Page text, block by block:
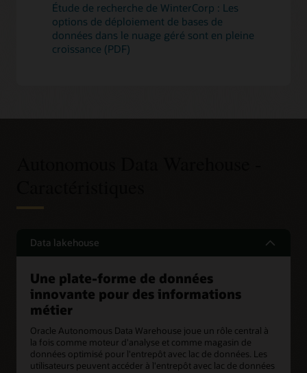
Étude de recherche de WinterCorp : Les
options de déploiement de bases de
données dans le nuage géré sont en pleine
croissance (PDF)
Data lakehouse
Une plate-forme de données
innovante pour des informations
métier
Oracle Autonomous Data Warehouse joue un rôle central à
la fois comme moteur d'analyse et comme magasin de
données optimisé pour l'entrepôt avec lac de données. Les
utilisateurs peuvent accéder à l'entrepôt avec lac de données